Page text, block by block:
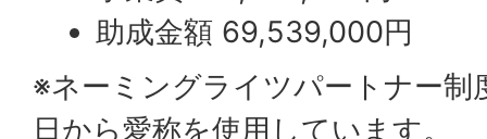
助成金額 69,539,000円
※ネーミングライツパートナー制
日から愛称を使用しています。